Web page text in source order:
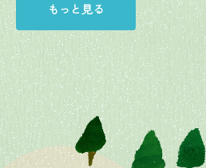
もっと見る